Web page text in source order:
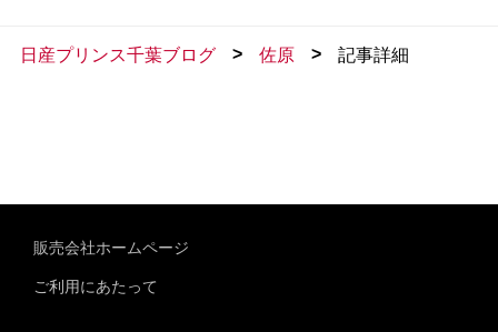
日産プリンス千葉ブログ > 佐原 > 記事詳細
販売会社ホームページ
ご利用にあたって